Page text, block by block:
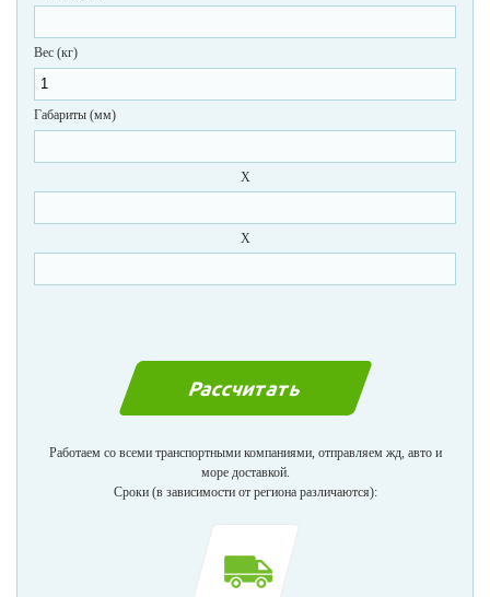
Вес (кг)
Габариты (мм)
X
X
Работаем со всеми транспортными компаниями, отправляем жд, авто и
море доставкой.
Сроки (в зависимости от региона различаются):